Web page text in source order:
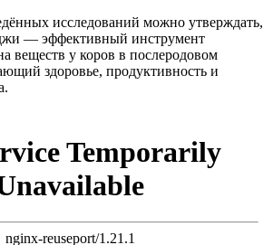
исследований можно утверждать,
— эффективный инструмент
веществ у коров в послеродовом
здоровье, продуктивность и